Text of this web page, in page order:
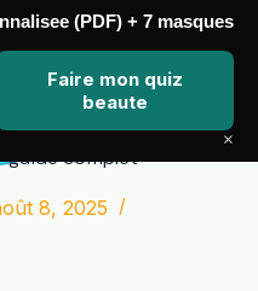
guide complet
8, 2025
(PDF) + 7 masques
Faire mon quiz
beaute
×